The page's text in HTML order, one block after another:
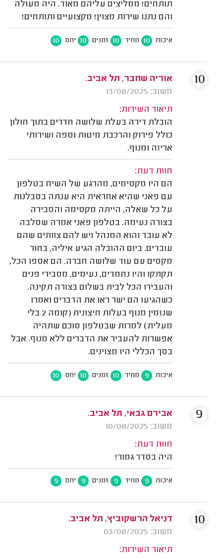
תותחים! ממליצים עליהם מאוד. היה מעולה
והם נתנו שירות מצוין! מקצועיים ותותחים!
איכות 10 מחיר 10 זמנים 10 יחס 10
אוריה שחבר, תל אביב.
משוב: 13/08/2025
תיאור השירות:
הובלת דירה בעלת שלושה חדרים בתוך חולון
כולל פירוק והרכבת מיטות וספה ושירותי
אריזה ומנוף.
חוות דעת:
הם היו מקסימים, מהרגע של השיח בטלפון
עם פאני שהיא אחראית היא ענתה בסבלנות
על כל שאלה, הייתה מקסימה והסבירה
בצורה נעימה. בטלפון פאני אמרה שסלבה
לא עובד והוא המנהל ויש להם צוותים שהם
עובדים. ביום ההובלה הגיע איליה, בחור
מקסים עם עוד שלושה חברה. הם אספו הכל,
תקתקו והיו נחמדים, נעימים, מסבירי פנים
והעבירו הכל לבית בשלום בצורה תקינה.
כשהגיעו הם ישר ראו את הדברים ואמרו
שנזמין מנוף בעלות חיצונית (קומה 2 בלי
מעלית) למרות שבטלפון סוכם שתהיה
אפשרות להעביר את הדברים ללא מנוף. אבל
בסך הכללי היו מצוינים.
איכות 9 מחיר 10 זמנים 10 יחס 10
10
אבירם גבאי, תל אביב.
משוב: 10/08/2025
חוות דעת:
היה בסדר גמור!
איכות 9 מחיר 9 זמנים 9 יחס 9
9
דניאל הרשקוביץ, תל אביב.
משוב: 03/08/2025
תיאור השירות:
10